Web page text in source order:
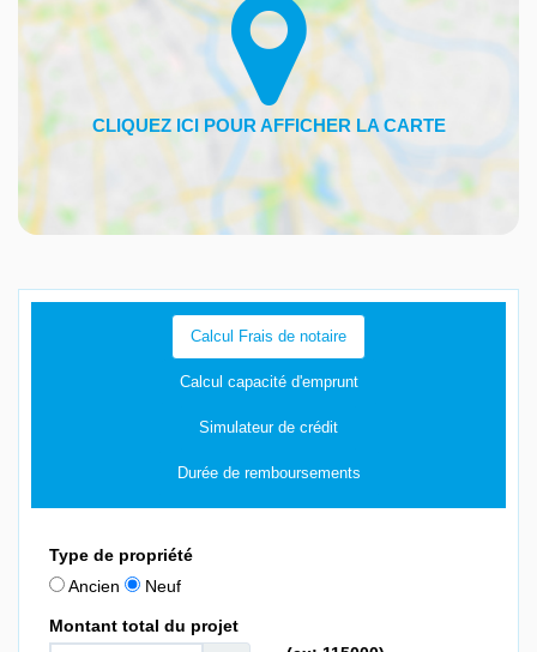
Calcul Frais de notaire
Calcul capacité d'emprunt
Simulateur de crédit
Durée de remboursements